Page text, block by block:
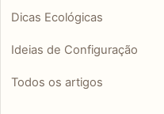
Dicas Ecológicas
Ideias de Configuração
Todos os artigos